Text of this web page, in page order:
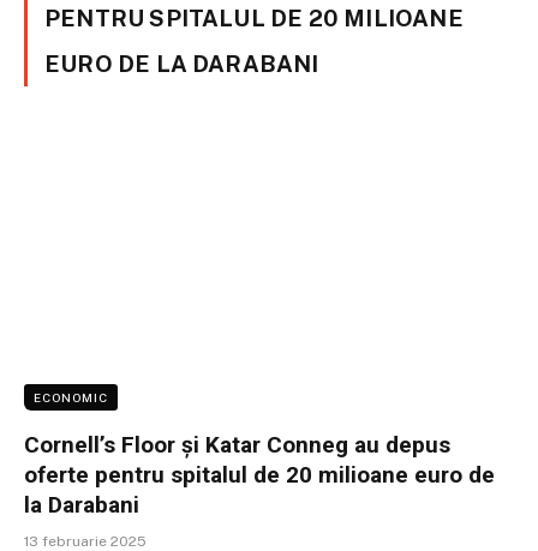
PENTRU SPITALUL DE 20 MILIOANE
EURO DE LA DARABANI
ECONOMIC
Cornell’s Floor și Katar Conneg au depus
oferte pentru spitalul de 20 milioane euro de
la Darabani
13 februarie 2025